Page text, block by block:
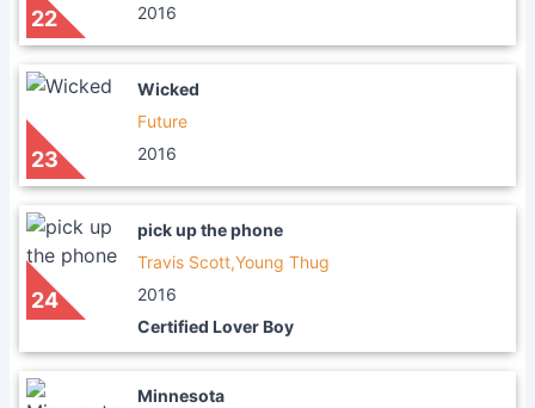
22
2016
23
Wicked
Future
2016
24
pick up the phone
Travis Scott,Young Thug
2016
Certified Lover Boy
Minnesota